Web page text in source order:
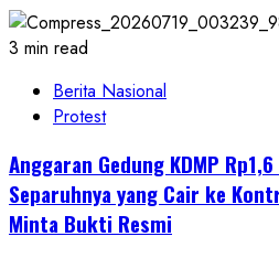
3 min read
Berita Nasional
Protest
Anggaran Gedung KDMP
Separuhnya yang Cair ke
Minta Bukti Resmi